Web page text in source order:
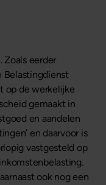
Zoals eerder
Belastingdienst
op de werkelijke
gemaakt in
en aandelen
en daarvoor is
vastgesteld op
ook nog een